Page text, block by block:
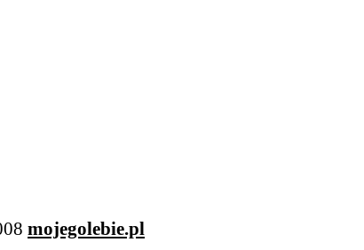
mojegolebie.pl